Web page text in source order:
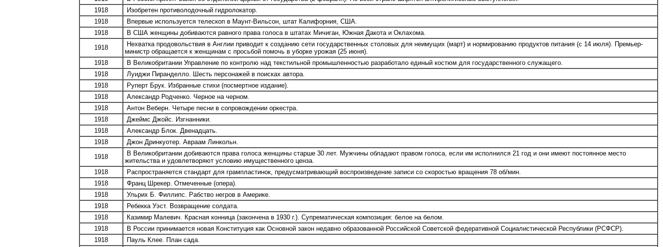
1918
Изобретен противолодочный гидролокатор.
1918
Впервые используется телескоп в Маунт-Вильсон, штат Калифорния, США.
1918
В США женщины добиваются равного права голоса в штатах Мичиган, Южная Дакота и Оклахома.
1918
Нехватка продовольствия в Англии приводит к созданию сети государственных столовых для неимущих (март) и нормированию продуктов питания (с 14 июля). Премьер-
министр обращается к женщинам с просьбой помочь в уборке урожая (25 июня).
1918
В Великобритании Управление по контролю над текстильной промышленностью разработало единый костюм для государственного служащего.
1918
Луиджи Пиранделло. Шесть персонажей в поисках автора.
1918
Руперт Брук. Избранные стихи (посмертное издание).
1918
Александр Родченко. Черное на черном.
1918
Антон Веберн. Четыре песни в сопровождении оркестра.
1918
Джеймс Джойс. Изгнанники.
1918
Александр Блок. Двенадцать.
1918
Джон Дринкуотер. Авраам Линкольн.
1918
В Великобритании добиваются права голоса женщины старше 30 лет. Мужчины обладают правом голоса, если им исполнился 21 год и они имеют постоянное место
жительства и удовлетворяют условию имущественного ценза.
1918
Распространяется стандарт для грампластинок, предусматривающий воспроизведение записи со скоростью вращения 78 об/мин.
1918
Франц Шрекер. Отмеченные (опера).
1918
Ульрих Б. Филлипс. Рабство негров в Америке.
1918
Ребекка Уэст. Возвращение солдата.
1918
Казимир Малевич. Красная конница (закончена в 1930 г.). Супрематическая композиция: белое на белом.
1918
В России принимается новая Конституция как Основной закон недавно образованной Российской Советской федеративной Социалистической Республики (РСФСР).
1918
Пауль Клее. План сада.